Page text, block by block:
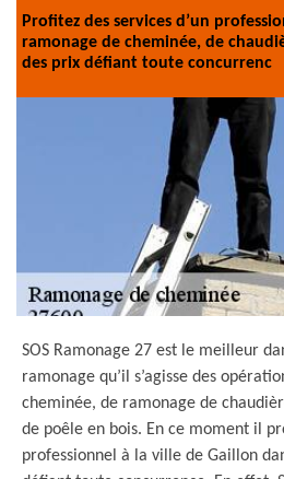
Profitez des services d’un
ramonage de cheminée, de
des prix défiant toute concurrenc
SOS Ramonage 27 est le meilleur
ramonage qu’il s’agisse des
cheminée, de ramonage de
de poêle en bois. En ce moment il
professionnel à la ville de Gaillon